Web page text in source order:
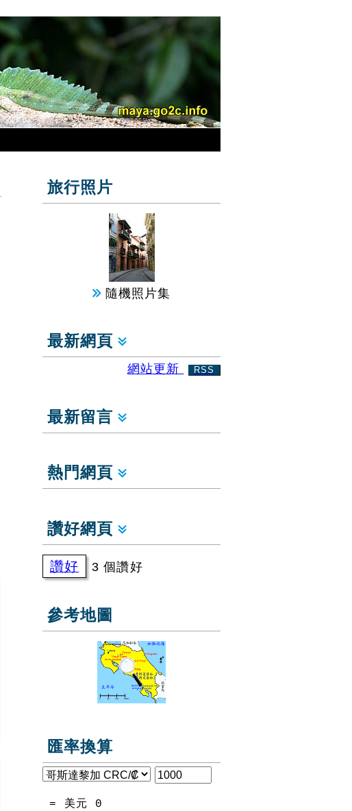
旅行照片
隨機照片集
最新網頁
網站更新 RSS
最新留言
熱門網頁
讚好網頁
讚好 3 個讚好
參考地圖
匯率換算
= 美元 0